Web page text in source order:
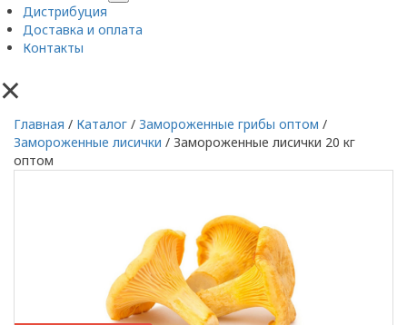
Дистрибуция
Доставка и оплата
Контакты
×
Главная / Каталог / Замороженные грибы оптом /
Замороженные лисички / Замороженные лисички 20 кг
оптом